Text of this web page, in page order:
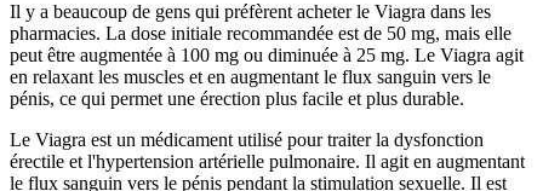
Il y a beaucoup de gens qui préfèrent acheter le Viagra dans les
pharmacies. La dose initiale recommandée est de 50 mg, mais elle
peut être augmentée à 100 mg ou diminuée à 25 mg. Le Viagra agit
en relaxant les muscles et en augmentant le flux sanguin vers le
pénis, ce qui permet une érection plus facile et plus durable.
Le Viagra est un médicament utilisé pour traiter la dysfonction
érectile et l'hypertension artérielle pulmonaire. Il agit en augmentant
le flux sanguin vers le pénis pendant la stimulation sexuelle. Il est